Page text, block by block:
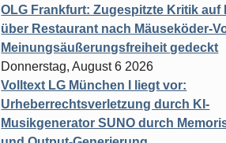
OLG Frankfurt: Zugespitzte Kritik auf
über Restaurant nach Mäuseköder-
Meinungsäußerungsfreiheit gedeckt
Donnerstag, August 6 2026
Volltext LG München I liegt vor:
Urheberrechtsverletzung durch KI-
Musikgenerator SUNO durch